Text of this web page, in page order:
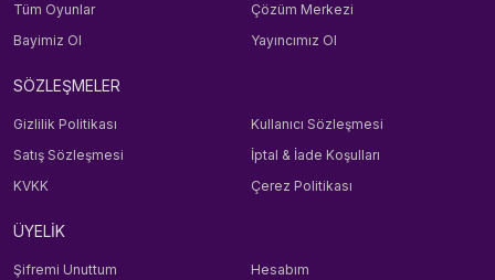
Tüm Oyunlar
Çözüm Merkezi
Bayimiz Ol
Yayıncımız Ol
SÖZLEŞMELER
Gizlilik Politikası
Kullanıcı Sözleşmesi
Satış Sözleşmesi
İptal & İade Koşulları
KVKK
Çerez Politikası
ÜYELİK
Şifremi Unuttum
Hesabım